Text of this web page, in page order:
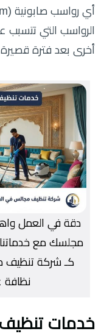
الرواسب التي
أخرى بعد فترة
دقة في العمل
مجلسك مع خدماتنا
كـ شركة تنظيف
نظافة
خدمات تنظيف